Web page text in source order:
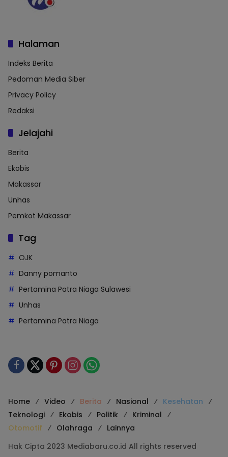
Halaman
Indeks Berita
Pedoman Media Siber
Privacy Policy
Redaksi
Jelajahi
Berita
Ekobis
Makassar
Unhas
Pemkot Makassar
Tag
OJK
Danny pomanto
Pertamina Patra Niaga Sulawesi
Unhas
Pertamina Patra Niaga
Home Video Berita Nasional
Kesehatan
Teknologi
Ekobis Politik
Kriminal
Otomotif
Olahraga
Lainnya
Hak Cipta 2023 Mediabaru.co.id All rights reserved